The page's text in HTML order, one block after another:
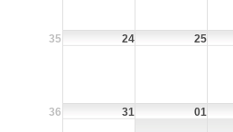
35 24 25
36 31 01